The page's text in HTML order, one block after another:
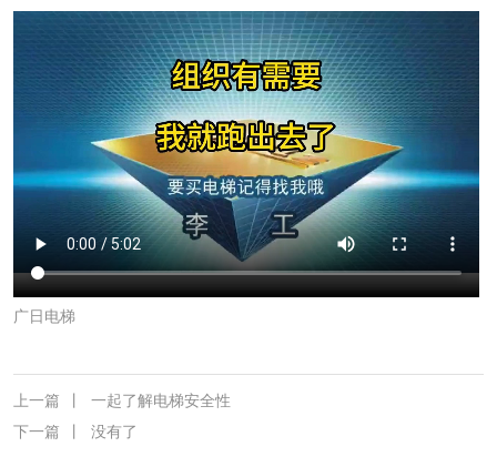
广日电梯
上一篇
一起了解电梯安全性
下一篇
没有了